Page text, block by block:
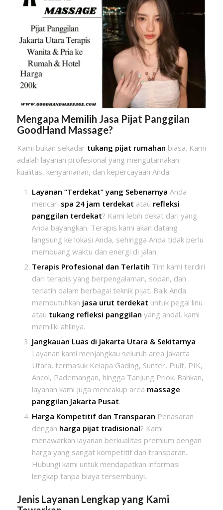
Mengapa Memilih Jasa Pijat Panggilan
GoodHand Massage?
Kami bukan sekadar tukang pijat rumahan biasa. Kami
adalah layanan profesional yang mengutamakan
kualitas, kenyamanan, dan kepercayaan Anda.
Layanan “Terdekat” yang Sebenarnya Anda
mencari spa 24 jam terdekat atau refleksi
panggilan terdekat? Kami lebih dekat dari yang
Anda bayangkan. Terapis kami akan datang
langsung ke lokasi Anda, sehingga Anda tidak perlu
membuang waktu dan energi di jalan.
Terapis Profesional dan Terlatih Tim kami terdiri
dari terapis yang berpengalaman, sopan, dan
terlatih dalam berbagai teknik pijat. Baik Anda
membutuhkan jasa urut terdekat untuk pegal linu
atau tukang refleksi panggilan yang andal, kami
memiliki ahlinya.
Jangkauan Luas di Jakarta Utara & Sekitarnya
Layanan kami menjangkau seluruh area Jakarta
Utara, termasuk Kelapa Gading, Sunter, Pluit, PIK,
Ancol, Pademangan, hingga Tanjung Priok. Bahkan,
layanan kami juga mencakup area massage
panggilan Jakarta Pusat.
Harga Kompetitif dan Transparan Penasaran
dengan harga pijat tradisional? Kami
menawarkan layanan berkualitas premium dengan
harga yang sangat kompetitif dan transparan.
Hubungi kami untuk mendapatkan informasi
lengkap tanpa biaya tersembunyi.
Jenis Layanan Lengkap yang Kami